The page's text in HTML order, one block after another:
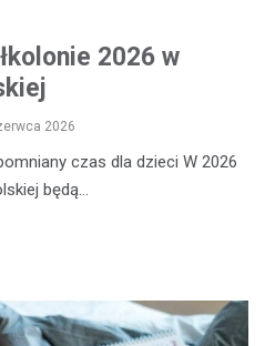
2026 w
2026
czas dla dzieci W 2026
będą…